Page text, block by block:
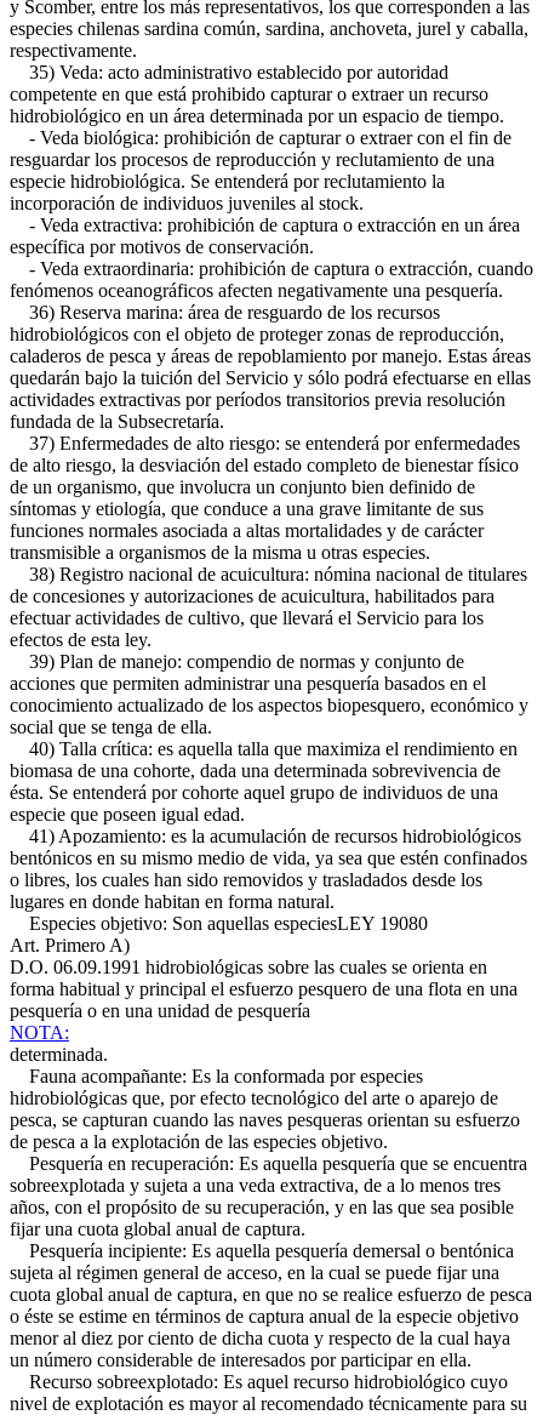
y Scomber, entre los más representativos, los que corresponden a las
especies chilenas sardina común, sardina, anchoveta, jurel y caballa,
respectivamente.
35) Veda: acto administrativo establecido por autoridad
competente en que está prohibido capturar o extraer un recurso
hidrobiológico en un área determinada por un espacio de tiempo.
- Veda biológica: prohibición de capturar o extraer con el fin de
resguardar los procesos de reproducción y reclutamiento de una
especie hidrobiológica. Se entenderá por reclutamiento la
incorporación de individuos juveniles al stock.
- Veda extractiva: prohibición de captura o extracción en un área
específica por motivos de conservación.
- Veda extraordinaria: prohibición de captura o extracción, cuando
fenómenos oceanográficos afecten negativamente una pesquería.
36) Reserva marina: área de resguardo de los recursos
hidrobiológicos con el objeto de proteger zonas de reproducción,
caladeros de pesca y áreas de repoblamiento por manejo. Estas áreas
quedarán bajo la tuición del Servicio y sólo podrá efectuarse en ellas
actividades extractivas por períodos transitorios previa resolución
fundada de la Subsecretaría.
37) Enfermedades de alto riesgo: se entenderá por enfermedades
de alto riesgo, la desviación del estado completo de bienestar físico
de un organismo, que involucra un conjunto bien definido de
síntomas y etiología, que conduce a una grave limitante de sus
funciones normales asociada a altas mortalidades y de carácter
transmisible a organismos de la misma u otras especies.
38) Registro nacional de acuicultura: nómina nacional de titulares
de concesiones y autorizaciones de acuicultura, habilitados para
efectuar actividades de cultivo, que llevará el Servicio para los
efectos de esta ley.
39) Plan de manejo: compendio de normas y conjunto de
acciones que permiten administrar una pesquería basados en el
conocimiento actualizado de los aspectos biopesquero, económico y
social que se tenga de ella.
40) Talla crítica: es aquella talla que maximiza el rendimiento en
biomasa de una cohorte, dada una determinada sobrevivencia de
ésta. Se entenderá por cohorte aquel grupo de individuos de una
especie que poseen igual edad.
41) Apozamiento: es la acumulación de recursos hidrobiológicos
bentónicos en su mismo medio de vida, ya sea que estén confinados
o libres, los cuales han sido removidos y trasladados desde los
lugares en donde habitan en forma natural.
Especies objetivo: Son aquellas especiesLEY 19080
Art. Primero A)
D.O. 06.09.1991 hidrobiológicas sobre las cuales se orienta en
forma habitual y principal el esfuerzo pesquero de una flota en una
pesquería o en una unidad de pesquería
NOTA:
determinada.
Fauna acompañante: Es la conformada por especies
hidrobiológicas que, por efecto tecnológico del arte o aparejo de
pesca, se capturan cuando las naves pesqueras orientan su esfuerzo
de pesca a la explotación de las especies objetivo.
Pesquería en recuperación: Es aquella pesquería que se encuentra
sobreexplotada y sujeta a una veda extractiva, de a lo menos tres
años, con el propósito de su recuperación, y en las que sea posible
fijar una cuota global anual de captura.
Pesquería incipiente: Es aquella pesquería demersal o bentónica
sujeta al régimen general de acceso, en la cual se puede fijar una
cuota global anual de captura, en que no se realice esfuerzo de pesca
o éste se estime en términos de captura anual de la especie objetivo
menor al diez por ciento de dicha cuota y respecto de la cual haya
un número considerable de interesados por participar en ella.
Recurso sobreexplotado: Es aquel recurso hidrobiológico cuyo
nivel de explotación es mayor al recomendado técnicamente para su